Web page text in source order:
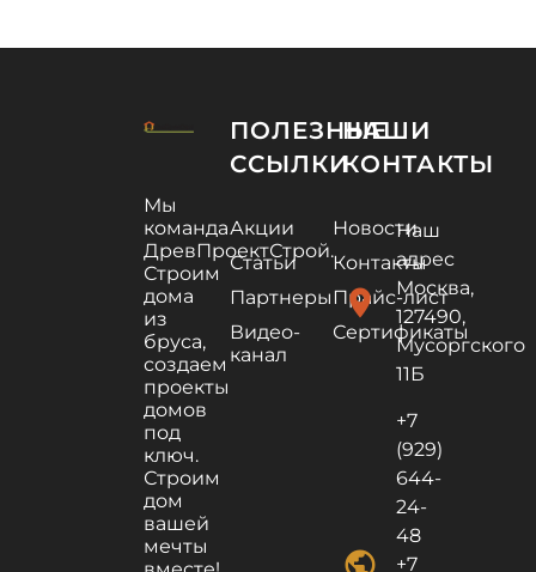
Мы
команда
ДревПроектСтрой.
Строим
дома
из
бруса,
создаем
проекты
домов
под
ключ.
Строим
дом
вашей
мечты
ПОЛЕЗНЫЕ
ССЫЛКИ
Акции
Новости
Статьи
Контакты
ПартнерыПрайс-лист
Видео-
канал
Сертификаты
НАШИ
КОНТАКТЫ
location_on
Наш
адрес
Москва,
127490,
Мусоргского
11Б
public
+7
(929)
644-
24-
48
+7